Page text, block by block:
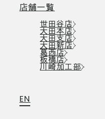
店舗一覧
世田谷店
大田本店
大田支店
大田新店
葛西店
板橋店
川崎加工部
EN